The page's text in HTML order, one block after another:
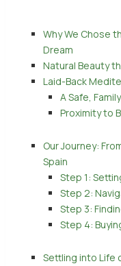
Why We Chose
Dream
Natural Beauty
Laid-Back
A Safe,
Proximity to
Our Journey:
Spain
Step 1:
Step 2:
Step 3:
Step 4:
Settling into Life